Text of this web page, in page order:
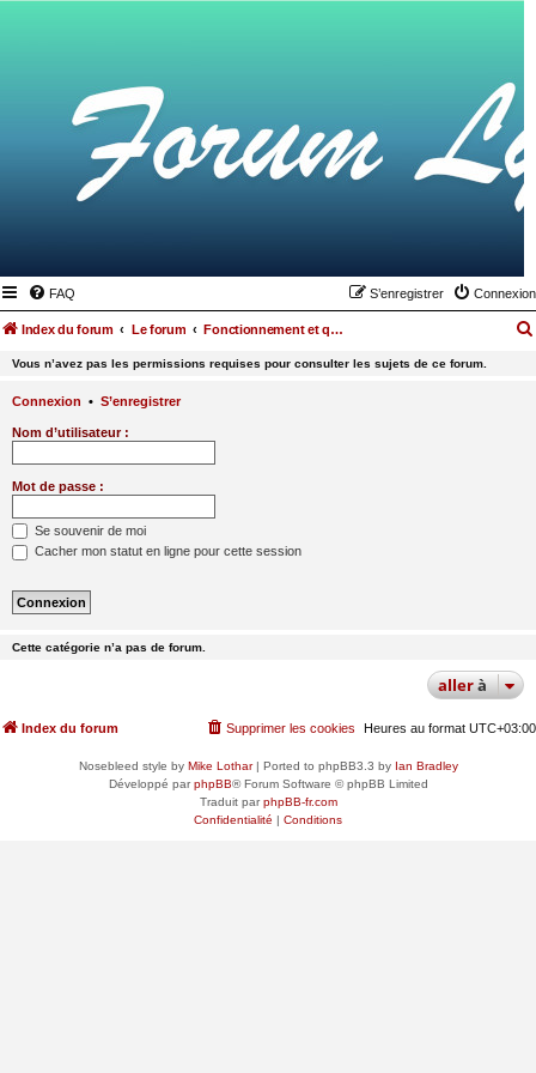
FAQ Connexion
S’enregistrer
Index du forum Le forum Fonctionnement et questions autour du Forum Lyme Francophone
Vous n’avez pas les permissions requises pour consulter les sujets de ce forum.
Connexion • S’enregistrer
Nom d’utilisateur :
Mot de passe :
Se souvenir de moi
Cacher mon statut en ligne pour cette session
Cette catégorie n’a pas de forum.
allerà
Index du forum Heures au format UTC+03:00
Supprimer les cookies
Nosebleed style by Mike Lothar| Ported to phpBB3.3 by Ian Bradley
Développé parphpBB® Forum Software © phpBB Limited
Traduit parphpBB-fr.com
Confidentialité | Conditions